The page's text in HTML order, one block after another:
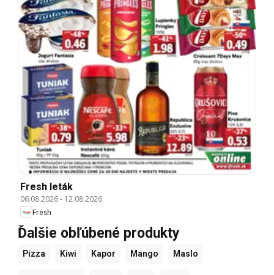
Fresh leták
06.08.2026- 12.08.2026
Fresh
Ďalšie obľúbené produkty
Pizza Kiwi Kapor Mango Maslo